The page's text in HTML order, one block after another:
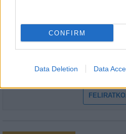
CONFIRM
Data Deletion Data
Feliratkozom a hírlevélre és